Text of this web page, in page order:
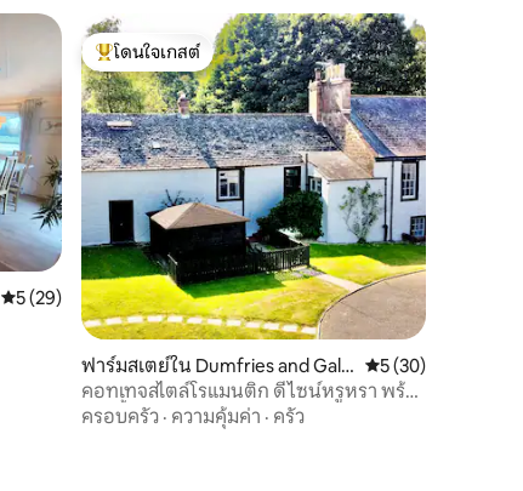
คะแนนเฉลี่ย 5 จาก 5, 29 รีวิว
5 (29)
โดนใจเกสต์ที่สุด
โดนใจเกสต์
ฟาร์มสเตย์ใน Dumfries and Gallo
way
คะแนนเฉลี่ย 5 จาก
5 (30)
คอทเทจสไตล์โรแมนติก ดีไซน์หรูหรา พร้อม
อ่างน้ำร้อนและเตาเผาไม้
ครอบครัว · ความคุ้มค่า · ครัว